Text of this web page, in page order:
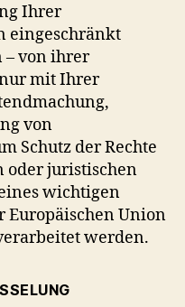
Ihrer
eingeschränkt
– von ihrer
nur mit Ihrer
von
Schutz der Rechte
oder juristischen
wichtigen
Europäischen Union
werden.